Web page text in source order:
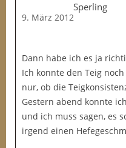
Sperling
9. März 2012
Dann habe ich es ja
Ich konnte den Teig
nur, ob die
Gestern abend konnte
und ich muss sagen, es
irgend einen